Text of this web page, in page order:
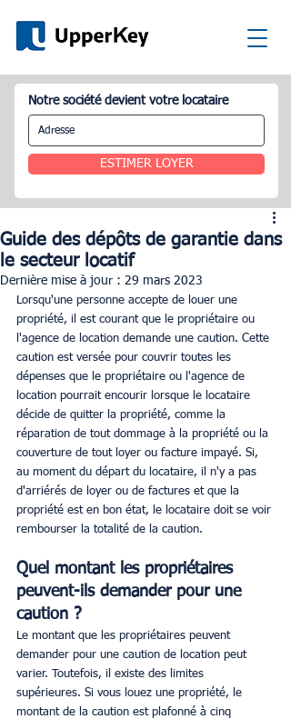
Notre société devient votre locataire
ESTIMER LOYER
Guide des dépôts de garantie dans
le secteur locatif
Dernière mise à jour : 29 mars 2023
Lorsqu'une personne accepte de louer une
propriété, il est courant que le propriétaire ou
l'agence de location demande une caution. Cette
caution est versée pour couvrir toutes les
dépenses que le propriétaire ou l'agence de
location pourrait encourir lorsque le locataire
décide de quitter la propriété, comme la
réparation de tout dommage à la propriété ou la
couverture de tout loyer ou facture impayé. Si,
au moment du départ du locataire, il n'y a pas
d'arriérés de loyer ou de factures et que la
propriété est en bon état, le locataire doit se voir
rembourser la totalité de la caution.
Quel montant les propriétaires
peuvent-ils demander pour une
caution ?
Le montant que les propriétaires peuvent
demander pour une caution de location peut
varier. Toutefois, il existe des limites
supérieures. Si vous louez une propriété, le
montant de la caution est plafonné à cinq